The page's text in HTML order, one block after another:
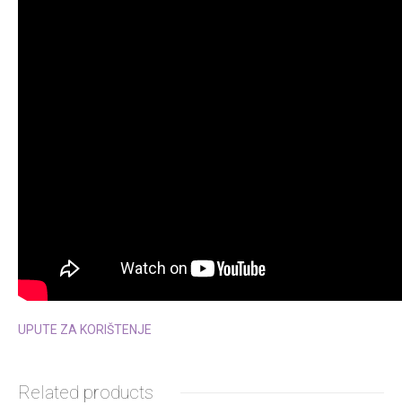
UPUTE ZA KORIŠTENJE
Related products